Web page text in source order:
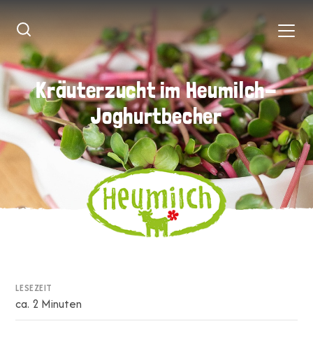
Kräuterzucht im Heumilch-
Joghurtbecher
Kräuterzucht im Heumilch-
Joghurtbecher
LESEZEIT
ca. 2 Minuten